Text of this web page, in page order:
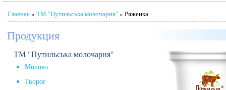
Главная» ТМ "Путильська молочарня"» Ряженка
Продукция
ТМ "Путильська молочарня"
Молоко
Творог